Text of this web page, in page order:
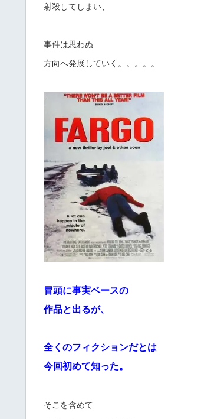
射殺してしまい、
事件は思わぬ
方向へ発展していく。。。。。
冒頭に事実ベースの
作品と出るが、
全くのフィクションだとは
今回初めて知った。
そこを含めて